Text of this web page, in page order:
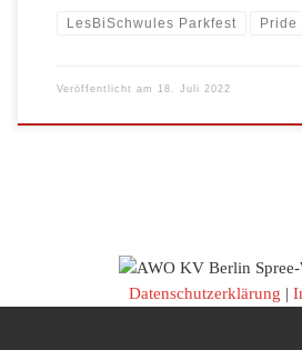
LesBiSchwules Parkfest Pride
Veröffentlicht am 18. Juli 2022
Datenschutzerklärung |